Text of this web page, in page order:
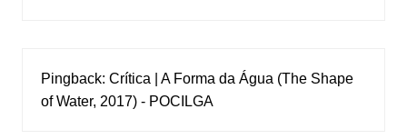
Pingback: Crítica | A Forma da Água (The Shape
of Water, 2017) - POCILGA